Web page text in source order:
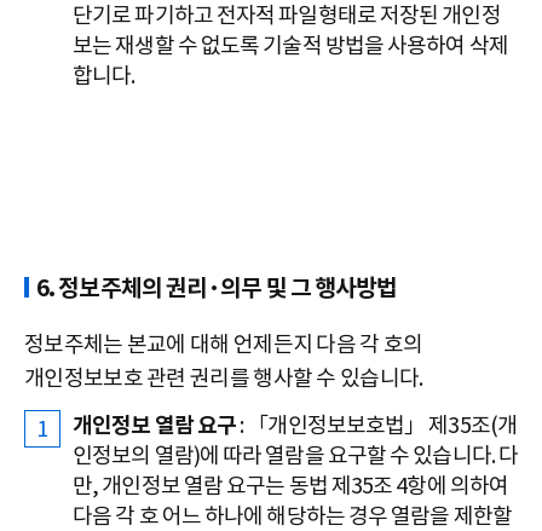
단기로 파기하고 전자적 파일형태로 저장된 개인정
보는 재생할 수 없도록 기술적 방법을 사용하여 삭제
합니다.
6. 정보주체의 권리·의무 및 그 행사방법
정보주체는 본교에 대해 언제든지 다음 각 호의
개인정보보호 관련 권리를 행사할 수 있습니다.
개인정보 열람 요구: 「개인정보보호법」 제35조(개
인정보의 열람)에 따라 열람을 요구할 수 있습니다. 다
만, 개인정보 열람 요구는 동법 제35조 4항에 의하여
다음 각 호 어느 하나에 해당하는 경우 열람을 제한할